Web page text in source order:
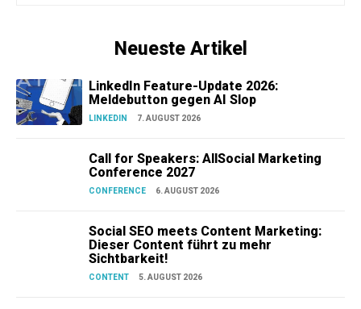
Neueste Artikel
LinkedIn Feature-Update 2026:
Meldebutton gegen AI Slop
LINKEDIN 7. AUGUST 2026
Call for Speakers: AllSocial Marketing
Conference 2027
CONFERENCE 6. AUGUST 2026
Social SEO meets Content Marketing:
Dieser Content führt zu mehr
Sichtbarkeit!
CONTENT 5. AUGUST 2026